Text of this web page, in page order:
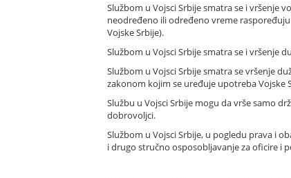
Službom u Vojsci Srbije smatra se i vršenje
neodređeno ili određeno vreme
Vojske Srbije).
Službom u Vojsci Srbije smatra se i vršenje
Službom u Vojsci Srbije smatra se vršenje
zakonom kojim se uređuje upotreba Vojske
Službu u Vojsci Srbije mogu da vrše samo
dobrovoljci.
Službom u Vojsci Srbije, u pogledu prava i
i drugo stručno osposobljavanje za oficire i